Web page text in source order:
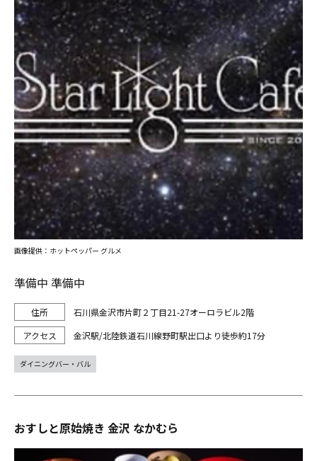
準備中 準備中
石川県金沢市片町２丁目21-27オーロラビル2階
金沢駅/北陸鉄道石川線野町駅出口より徒歩約17分
画像提供：ホットペッパー グルメ
ダイニングバー・バル
おすしと原始焼き 金沢 なかむら